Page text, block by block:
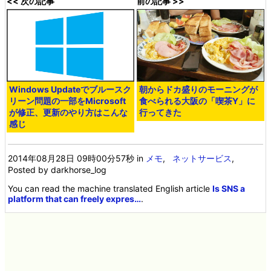
Windows Updateでブルースク
リーン問題の一部をMicrosoft
が修正、更新のやり方はこんな
感じ
朝からドカ盛りのモーニングが
食べられる大阪の「喫茶Y」に
行ってきた
2014年08月28日 09時00分57秒 in メモ, ネットサービス,
Posted by darkhorse_log
You can read the machine translated English articleIs SNS a
platform that can freely expres….